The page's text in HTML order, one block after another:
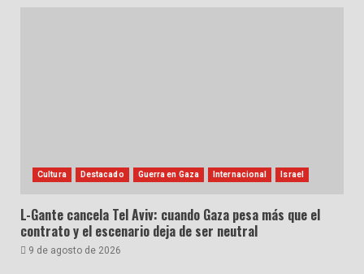
Cultura Destacado Guerra en Gaza Internacional Israel
L-Gante cancela Tel Aviv: cuando Gaza pesa más que el
contrato y el escenario deja de ser neutral
9 de agosto de 2026